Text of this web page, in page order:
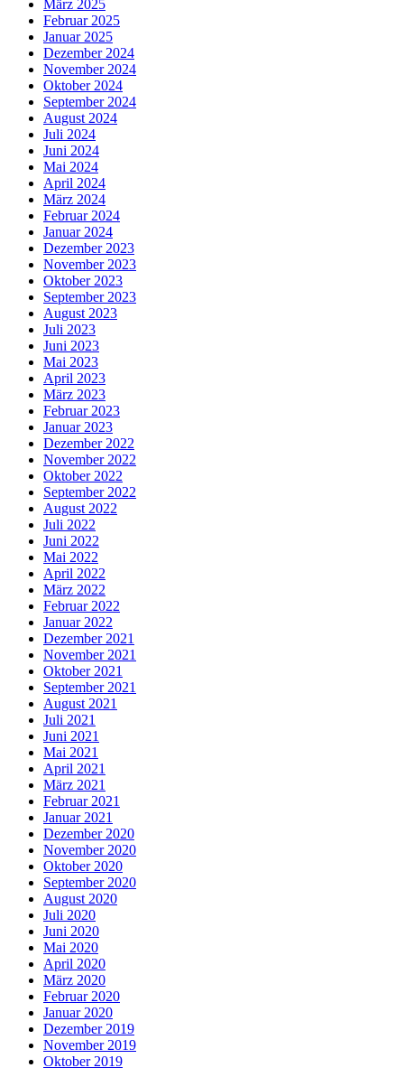
März 2025
Februar 2025
Januar 2025
Dezember 2024
November 2024
Oktober 2024
September 2024
August 2024
Juli 2024
Juni 2024
Mai 2024
April 2024
März 2024
Februar 2024
Januar 2024
Dezember 2023
November 2023
Oktober 2023
September 2023
August 2023
Juli 2023
Juni 2023
Mai 2023
April 2023
März 2023
Februar 2023
Januar 2023
Dezember 2022
November 2022
Oktober 2022
September 2022
August 2022
Juli 2022
Juni 2022
Mai 2022
April 2022
März 2022
Februar 2022
Januar 2022
Dezember 2021
November 2021
Oktober 2021
September 2021
August 2021
Juli 2021
Juni 2021
Mai 2021
April 2021
März 2021
Februar 2021
Januar 2021
Dezember 2020
November 2020
Oktober 2020
September 2020
August 2020
Juli 2020
Juni 2020
Mai 2020
April 2020
März 2020
Februar 2020
Januar 2020
Dezember 2019
November 2019
Oktober 2019